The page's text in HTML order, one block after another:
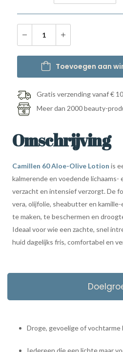
Toevoegen aan
Gratis verzending vanaf €
Meer dan 2000 beauty-
Omschrijving
Camillen 60 Aloe-Olive Lotion is
kalmerende en voedende
verzacht en intensief verzorgt. De
vera, olijfolie, sheabutter en
te maken, te beschermen en
Ideaal voor wie een zachte, snel
huid dagelijks fris, comfortabel en
Droge, gevoelige of vochtarme
Iedereen die een lichte maar